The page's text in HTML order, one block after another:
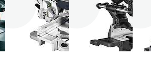
Metabo Festool Ryobi